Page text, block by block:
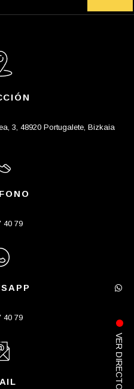
3, 48920 Portugalete, Bizkaia
40 79
40 79
VER DIRECTO